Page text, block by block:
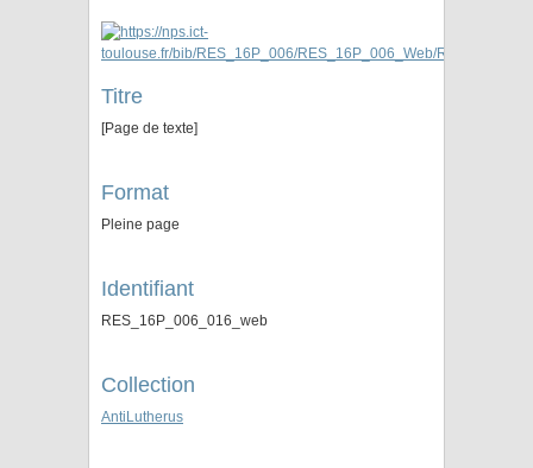
Titre
[Page de texte]
Format
Pleine page
Identifiant
RES_16P_006_016_web
Collection
AntiLutherus